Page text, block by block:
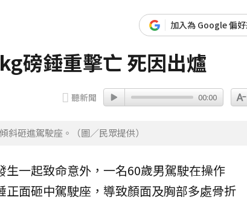
加入為 Google 偏
磅錘重擊亡 死因出爐
聽新聞 00:00
砸進駕駛座。（圖／民眾提供）
生一起致命意外 ，一名60歲男駕駛在操作
正面砸中駕駛座，導致顏面及胸部多處骨折